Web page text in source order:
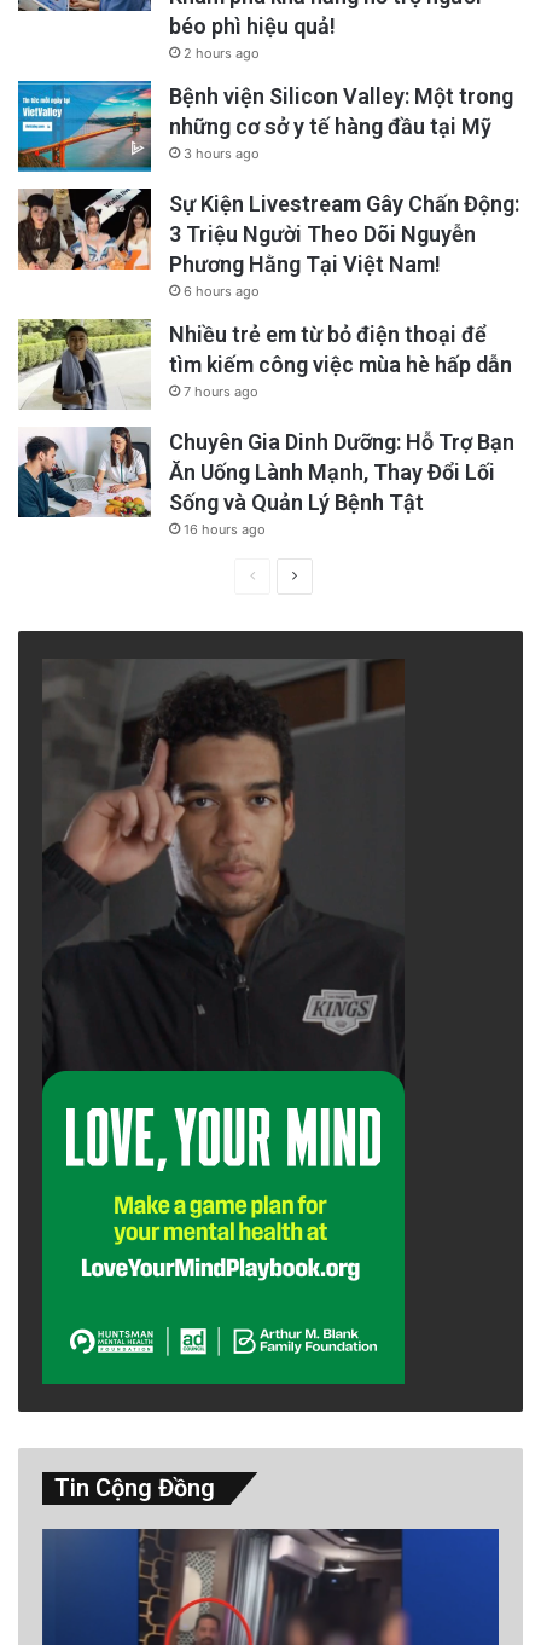
béo phì hiệu quả!
2 hours ago
Bệnh viện Silicon Valley: Một trong
những cơ sở y tế hàng đầu tại Mỹ
3 hours ago
Sự Kiện Livestream Gây Chấn Động:
3 Triệu Người Theo Dõi Nguyễn
Phương Hằng Tại Việt Nam!
6 hours ago
Nhiều trẻ em từ bỏ điện thoại để
tìm kiếm công việc mùa hè hấp dẫn
7 hours ago
Chuyên Gia Dinh Dưỡng: Hỗ Trợ Bạn
Ăn Uống Lành Mạnh, Thay Đổi Lối
Sống và Quản Lý Bệnh Tật
16 hours ago
PreviousNext
Tin Cộng Đồng